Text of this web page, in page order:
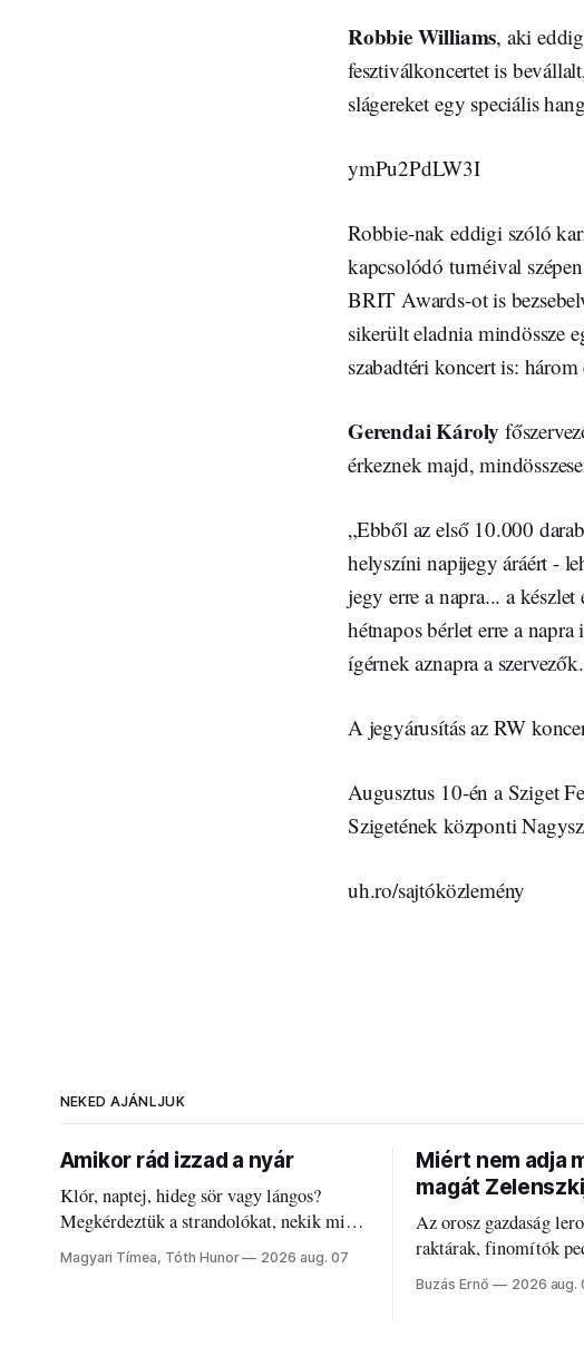
Robbie Williams, aki
fesztiválkoncertet is
slágereket egy speciális
ymPu2PdLW3I
Robbie-nak eddigi szóló
kapcsolódó turnéival
BRIT Awards-ot is
sikerült eladnia mindössze
szabadtéri koncert is:
Gerendai Károly
érkeznek majd,
„Ebből az első 10.000
helyszíni napijegy áráért -
jegy erre a napra... a
hétnapos bérlet erre a
ígérnek aznapra a szervezők.
A jegyárusítás az RW
Augusztus 10-én a Sziget
Szigetének központi
uh.ro/sajtóközlemény
NEKED AJÁNLJUK
Amikor rád izzad a nyár
Klór, naptej, hideg sör vagy lángos?
Megkérdeztük a strandolókat, nekik mi
jelenti a nyarat, és hogyan bírják a
kánikulát.
Magyari Tímea, Tóth Hunor 2026 aug. 07
Miért nem adja
magát
Az orosz gazdaság
raktárak, finomítók
Akárcsak az ukrán
elégedetlen vezetőivel.
Buzás Ernő 2026 aug.